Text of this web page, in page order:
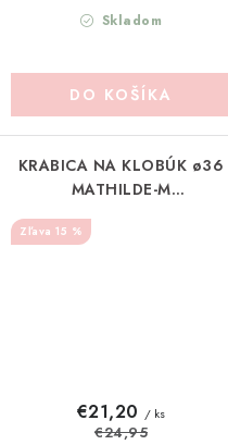
Skladom
DO KOŠÍKA
KRABICA NA KLOBÚK ø36
MATHILDE-M
15 %
€21,20 / ks
€24,95